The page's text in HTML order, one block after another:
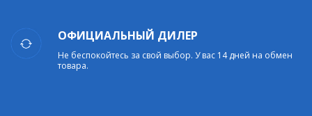
ОФИЦИАЛЬНЫЙ ДИЛЕР
Не беспокойтесь за свой выбор. У вас 14 дней на обмен
товара.